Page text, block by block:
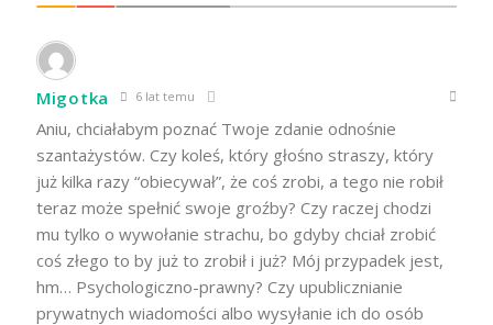
Migotka 6 lat temu
Aniu, chciałabym poznać Twoje zdanie odnośnie
szantażystów. Czy koleś, który głośno straszy, który
już kilka razy “obiecywał”, że coś zrobi, a tego nie robił
teraz może spełnić swoje groźby? Czy raczej chodzi
mu tylko o wywołanie strachu, bo gdyby chciał zrobić
coś złego to by już to zrobił i już? Mój przypadek jest,
hm… Psychologiczno-prawny? Czy upublicznianie
prywatnych wiadomości albo wysyłanie ich do osób